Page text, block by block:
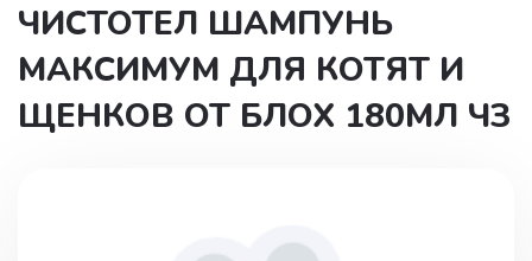
ЧИСТОТЕЛ ШАМПУНЬ
МАКСИМУМ ДЛЯ КОТЯТ И
ЩЕНКОВ ОТ БЛОХ 180МЛ ЧЗ